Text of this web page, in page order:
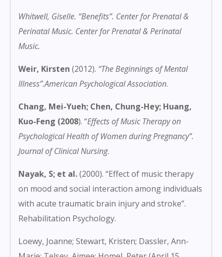
Whitwell, Giselle. “Benefits”. Center for Prenatal &
Perinatal Music. Center for Prenatal & Perinatal
Music.
Weir, Kirsten (2012). “The Beginnings of Mental
Illness”.American Psychological Association.
Chang, Mei-Yueh; Chen, Chung-Hey; Huang,
Kuo-Feng (2008). “Effects of Music Therapy on
Psychological Health of Women during Pregnancy”.
Journal of Clinical Nursing.
Nayak, S; et al.(2000). “Effect of music therapy
on mood and social interaction among individuals
with acute traumatic brain injury and stroke”.
Rehabilitation Psychology.
Loewy, Joanne; Stewart, Kristen; Dassler, Ann-